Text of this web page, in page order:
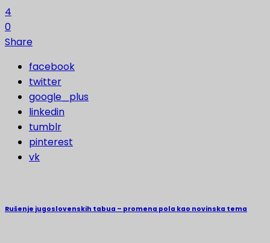
4
0
Share
facebook
twitter
google_plus
linkedin
tumblr
pinterest
vk
Rušenje jugoslovenskih tabua – promena pola kao novinska tema